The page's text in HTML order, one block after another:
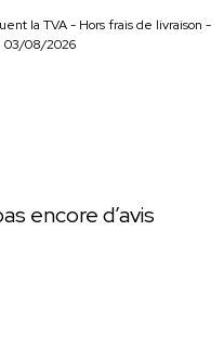
la TVA - Hors frais de livraison -
03/08/2026
encore d’avis